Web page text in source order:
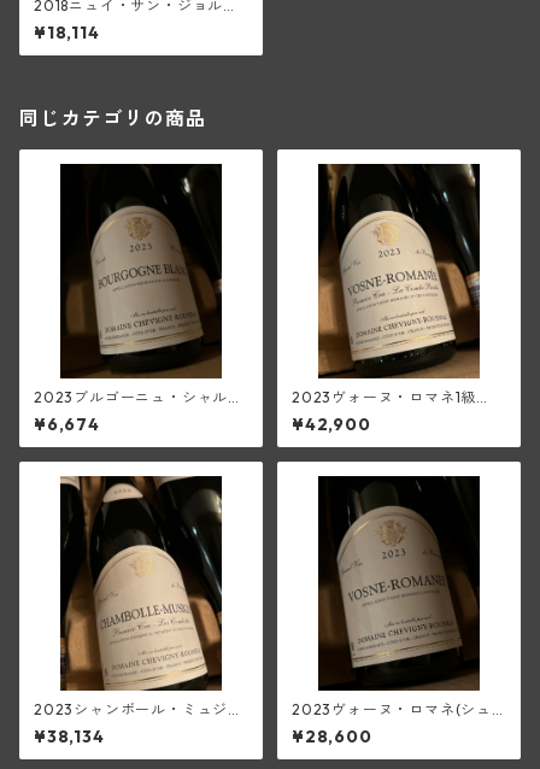
2018ニュイ・サン・ジョルジ
ュ・ヴィエーユ・ヴィーニュ
(シュヴィニー・ルソー)
¥18,114
同じカテゴリの商品
2023ブルゴーニュ・シャルド
ネ(シュヴィニー・ルソー)
¥6,674
2023ヴォーヌ・ロマネ1級
ラ・コンブ・ブリュレ(シュヴ
ィニー・ルソー)
¥42,900
2023シャンボール・ミュジニ
―1級レ・コンボット(シュヴィ
ニー・ルソー)
¥38,134
2023ヴォーヌ・ロマネ(シュ
ヴィニー・ルソー)
¥28,600